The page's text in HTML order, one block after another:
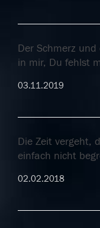
Der Schmerz
in mir, Du fehlst
03.11.2019
Die Zeit vergeht,
einfach nicht
02.02.2018